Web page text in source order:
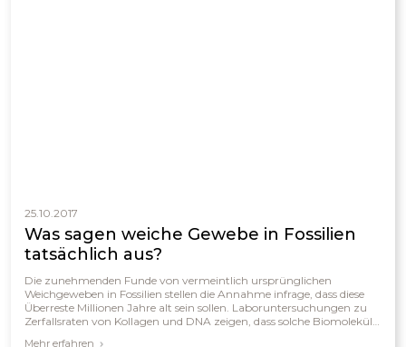
25.10.2017
Was sagen weiche Gewebe in Fossilien
tatsächlich aus?
Die zunehmenden Funde von vermeintlich ursprünglichen
Weichgeweben in Fossilien stellen die Annahme infrage, dass diese
Überreste Millionen Jahre alt sein sollen. Laboruntersuchungen zu
Zerfallsraten von Kollagen und DNA zeigen, dass solche Biomoleküle
Mehr erfahren